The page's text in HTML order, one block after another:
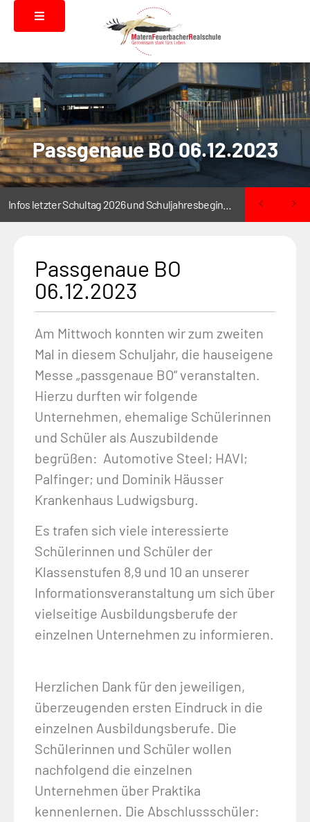
Passgenaue BO 06.12.2023
Passgenaue BO
06.12.2023
Am Mittwoch konnten wir zum zweiten
Mal in diesem Schuljahr, die hauseigene
Messe „passgenaue BO“ veranstalten.
Hierzu durften wir folgende
Unternehmen, ehemalige Schülerinnen
und Schüler als Auszubildende
begrüßen: Automotive Steel; HAVI;
Palfinger; und Dominik Häusser
Krankenhaus Ludwigsburg.
Es trafen sich viele interessierte
Schülerinnen und Schüler der
Klassenstufen 8,9 und 10 an unserer
Informationsveranstaltung um sich über
vielseitige Ausbildungsberufe der
einzelnen Unternehmen zu informieren.
Herzlichen Dank für den jeweiligen,
überzeugenden ersten Eindruck in die
einzelnen Ausbildungsberufe. Die
Schülerinnen und Schüler wollen
nachfolgend die einzelnen
Unternehmen über Praktika
kennenlernen. Die Abschlussschüler: